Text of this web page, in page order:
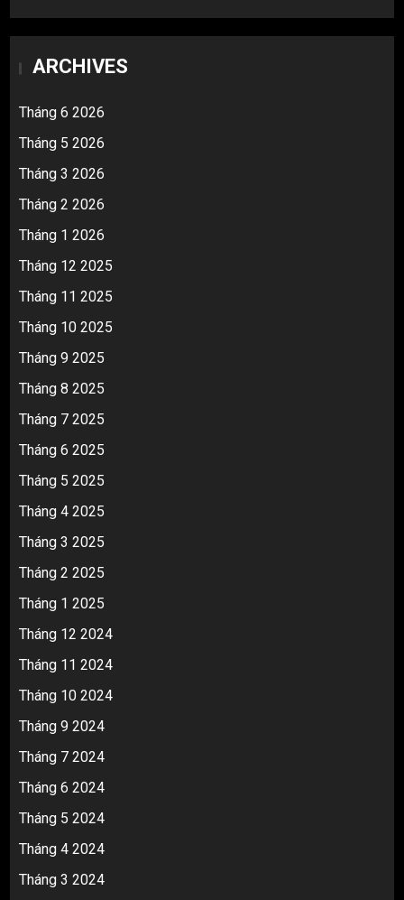
ARCHIVES
Tháng 6 2026
Tháng 5 2026
Tháng 3 2026
Tháng 2 2026
Tháng 1 2026
Tháng 12 2025
Tháng 11 2025
Tháng 10 2025
Tháng 9 2025
Tháng 8 2025
Tháng 7 2025
Tháng 6 2025
Tháng 5 2025
Tháng 4 2025
Tháng 3 2025
Tháng 2 2025
Tháng 1 2025
Tháng 12 2024
Tháng 11 2024
Tháng 10 2024
Tháng 9 2024
Tháng 7 2024
Tháng 6 2024
Tháng 5 2024
Tháng 4 2024
Tháng 3 2024